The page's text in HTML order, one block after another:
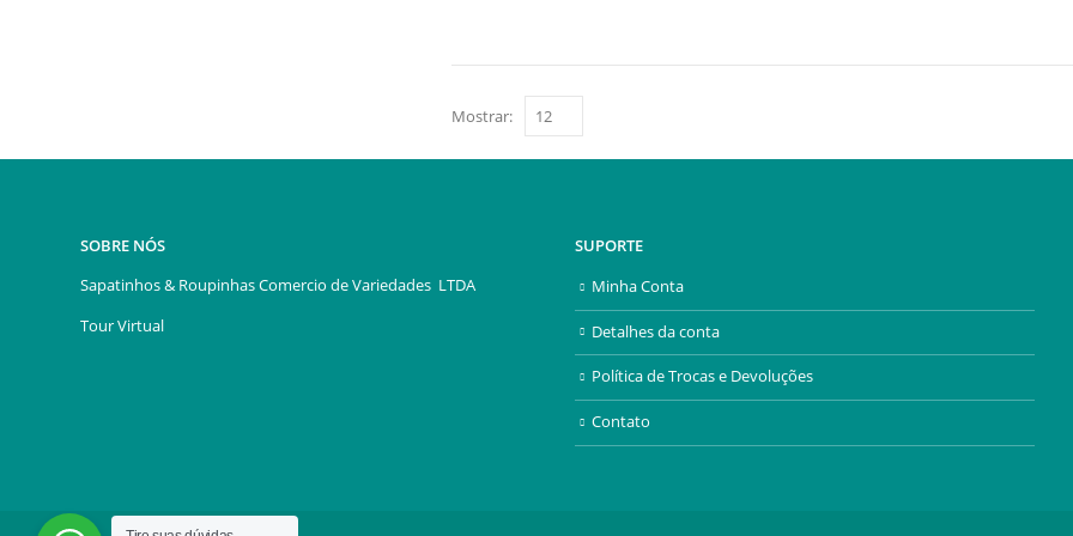
Mostrar:
SOBRE NÓS
Sapatinhos & Roupinhas Comercio de Variedades LTDA
Tour Virtual
SUPORTE
Minha Conta
Detalhes da conta
Política de Trocas e Devoluções
Contato